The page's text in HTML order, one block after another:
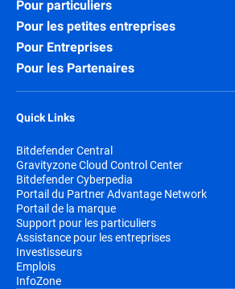
Pour particuliers
Pour les petites entreprises
Pour Entreprises
Pour les Partenaires
Quick Links
Bitdefender Central
Gravityzone Cloud Control Center
Bitdefender Cyberpedia
Portail du Partner Advantage Network
Portail de la marque
Support pour les particuliers
Assistance pour les entreprises
Investisseurs
Emplois
InfoZone